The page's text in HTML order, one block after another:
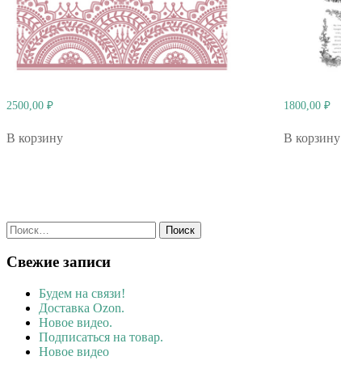
2500,00 ₽
В корзину
1800,00₽
В корзину
Найти:
Свежие записи
Будем на связи!
Доставка Ozon.
Новое видео.
Подписаться на товар.
Новое видео